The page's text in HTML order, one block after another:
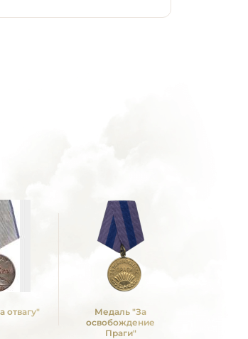
отвагу"
Медаль "За
освобождение
Праги"